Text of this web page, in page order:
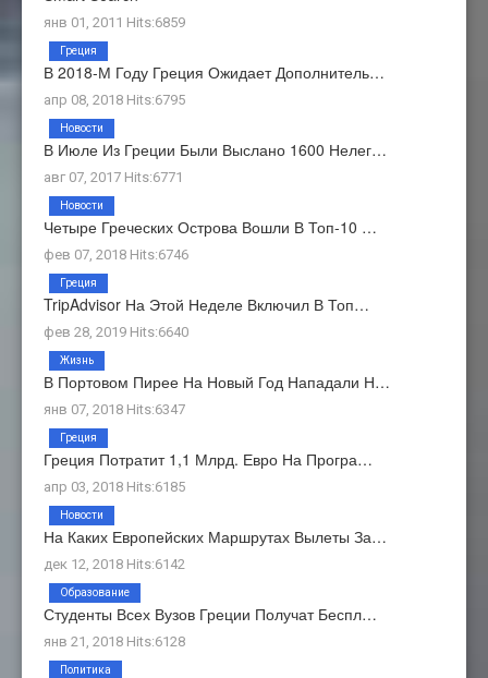
янв 01, 2011 Hits:6859
В 2018-М Году Греция Ожидает Дополнитель…
апр 08, 2018 Hits:6795
Греция
В Июле Из Греции Были Выслано 1600 Нелег…
авг 07, 2017 Hits:6771
Новости
Четыре Греческих Острова Вошли В Топ-10 …
фев 07, 2018 Hits:6746
Новости
TripAdvisor На Этой Неделе Включил В Топ…
фев 28, 2019 Hits:6640
Греция
В Портовом Пирее На Новый Год Нападали Н…
янв 07, 2018 Hits:6347
Жизнь
Греция Потратит 1,1 Млрд. Евро На Програ…
апр 03, 2018 Hits:6185
Греция
На Каких Европейских Маршрутах Вылеты За…
дек 12, 2018 Hits:6142
Новости
Студенты Всех Вузов Греции Получат Беспл…
янв 21, 2018 Hits:6128
Образование
Политика